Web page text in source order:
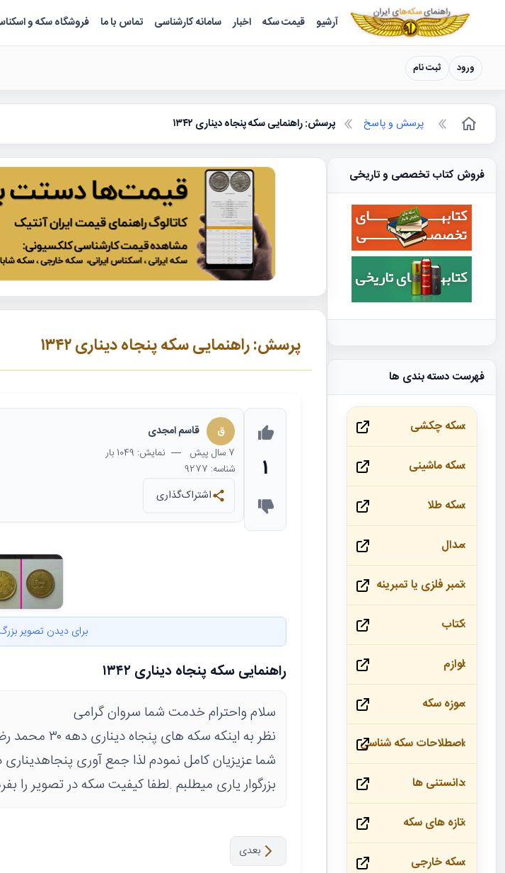
سکه ها ؛ راهنمای سکه شناسی
آرشیو قیمت سکه اخبار سامانه کارشناسی تماس با ما فروشگاه سکه و
ورود ثبت نام
پرسش و پاسخ پرسش: راهنمایی سکه پنجاه دیناری ۱۳۴۲
پرسش: راهنمایی سکه پنجاه دیناری ۱۳۴۲
1
ق قاسم امجدی
7 سال پیش — نمایش: 1049 بار
شناسه: 9277
اشتراک‌گذاری
برای دیدن تصویر
راهنمایی سکه پنجاه دیناری ۱۳۴۲
سلام واحترام خدمت شما سروان گرامی
بزرگوار یاری میطلبم .لطفا کیفیت سکه در تصویر را
بعدی
فروش کتاب تخصصی و تاریخی
فهرست دسته بندی ها
سکه چکشی
سکه ماشینی
سکه طلا
مدال
تمبر فلزی یا تمبرینه
کتاب
لوازم
موزه سکه
اصطلاحات سکه شناسی
دانستنی ها
تازه های سکه
سکه خارجی